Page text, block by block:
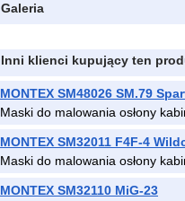
Galeria
Inni klienci kupujący ten
MONTEX SM48026 SM.79
Maski do malowania osłony
MONTEX SM32011 F4F-4
Maski do malowania osłony
MONTEX SM32110 MiG-23